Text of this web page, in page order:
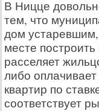
В Ницце
тем, что
дом устаревшим,
месте
расселяет
либо
квартир по
соответствует